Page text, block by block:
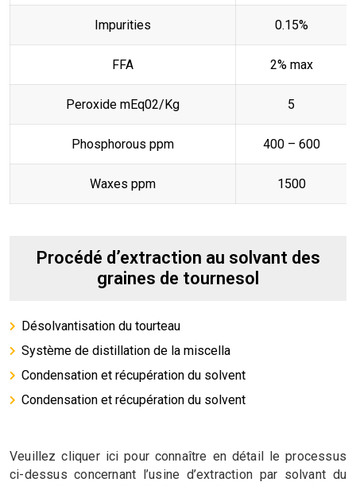
Impurities 0.15%
FFA 2% max
Peroxide mEq02/Kg 5
Phosphorous ppm 400 – 600
Waxes ppm 1500
Procédé d’extraction au solvant des
graines de tournesol
Désolvantisation du tourteau
Système de distillation de la miscella
Condensation et récupération du solvent
Condensation et récupération du solvent
Veuillez cliquer ici pour connaître en détail le processus
ci-dessus concernant l’usine d’extraction par solvant du